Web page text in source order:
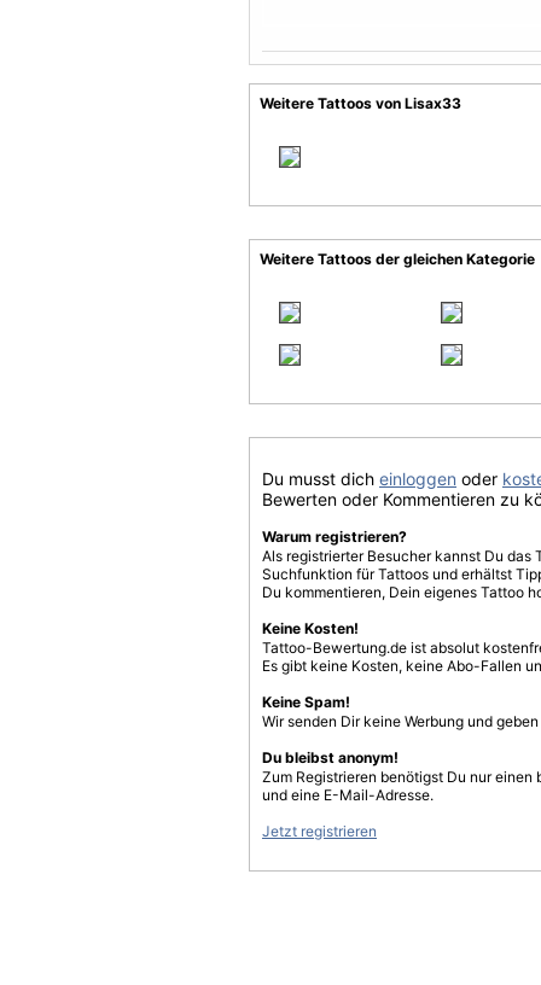
Weitere Tattoos von Lisax33
Weitere Tattoos der gleichen Kategorie
Du musst dich einloggen oder
Bewerten oder Kommentieren zu
Warum registrieren?
Als registrierter Besucher kannst Du
Suchfunktion für Tattoos und erhältst
Du kommentieren, Dein eigenes Tattoo
Keine Kosten!
Tattoo-Bewertung.de ist absolut
Es gibt keine Kosten, keine Abo-Fallen
Keine Spam!
Wir senden Dir keine Werbung und
Du bleibst anonym!
Zum Registrieren benötigst Du nur einen
und eine E-Mail-Adresse.
Jetzt registrieren